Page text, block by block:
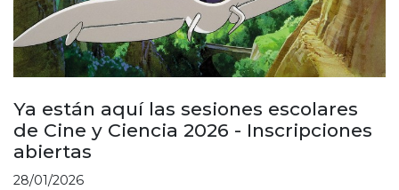
Ya están aquí las sesiones escolares
de Cine y Ciencia 2026 - Inscripciones
abiertas
28/01/2026